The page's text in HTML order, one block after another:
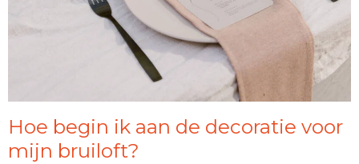
Hoe begin ik aan de decoratie voor
mijn bruiloft?